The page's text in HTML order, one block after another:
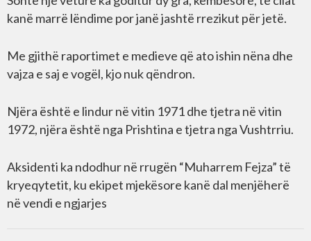
kanë marrë lëndime por janë jashtë rrezikut për jetë.
Me gjithë raportimet e medieve që ato ishin nëna dhe
vajza e saj e vogël, kjo nuk qëndron.
Njëra është e lindur në vitin 1971 dhe tjetra në vitin
1972, njëra është nga Prishtina e tjetra nga Vushtrriu.
Aksidenti ka ndodhur në rrugën “Muharrem Fejza” të
kryeqytetit, ku ekipet mjekësore kanë dal menjëherë
në vendi e ngjarjes